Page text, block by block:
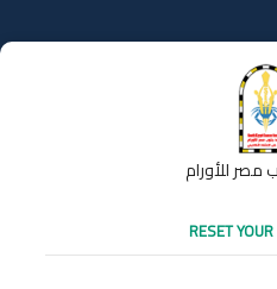
للأورام
RESET